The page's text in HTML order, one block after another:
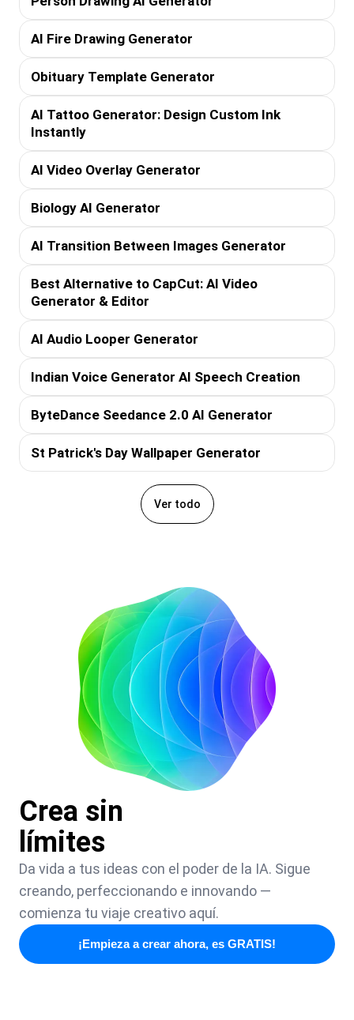
AI Fire Drawing Generator
Obituary Template Generator
AI Tattoo Generator: Design Custom Ink
Instantly
AI Video Overlay Generator
Biology AI Generator
AI Transition Between Images Generator
Best Alternative to CapCut: AI Video
Generator & Editor
AI Audio Looper Generator
Indian Voice Generator AI Speech Creation
ByteDance Seedance 2.0 AI Generator
St Patrick's Day Wallpaper Generator
Ver todo
Crea sin
límites
Da vida a tus ideas con el poder de la IA. Sigue
creando, perfeccionando e innovando —
comienza tu viaje creativo aquí.
¡Empieza a crear ahora, es GRATIS!